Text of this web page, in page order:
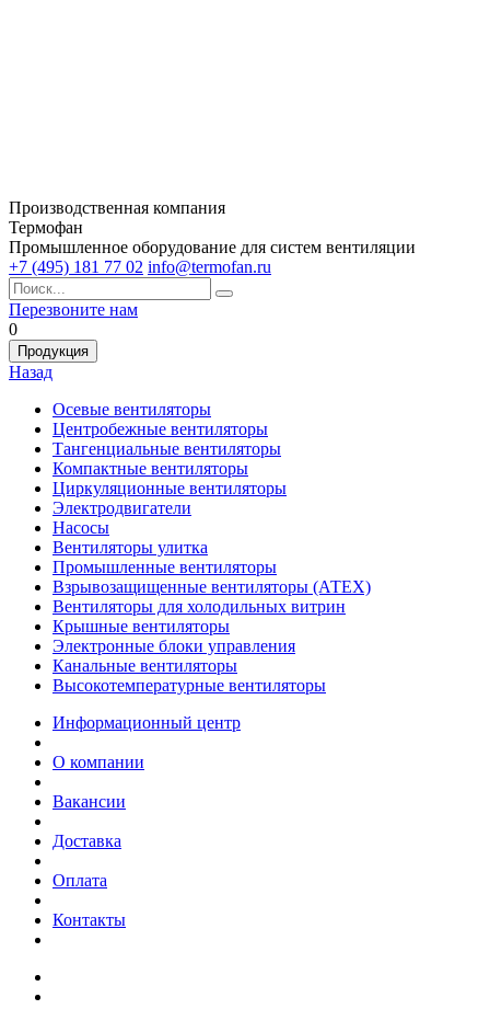
Производственная компания
Термофан
Промышленное оборудование для систем вентиляции
+7 (495) 181 77 02 info@termofan.ru
Перезвоните нам
0
Продукция
Назад
Осевые вентиляторы
Центробежные вентиляторы
Тангенциальные вентиляторы
Компактные вентиляторы
Циркуляционные вентиляторы
Электродвигатели
Насосы
Вентиляторы улитка
Промышленные вентиляторы
Взрывозащищенные вентиляторы (АТЕХ)
Вентиляторы для холодильных витрин
Крышные вентиляторы
Электронные блоки управления
Канальные вентиляторы
Высокотемпературные вентиляторы
Информационный центр
О компании
Вакансии
Доставка
Оплата
Контакты